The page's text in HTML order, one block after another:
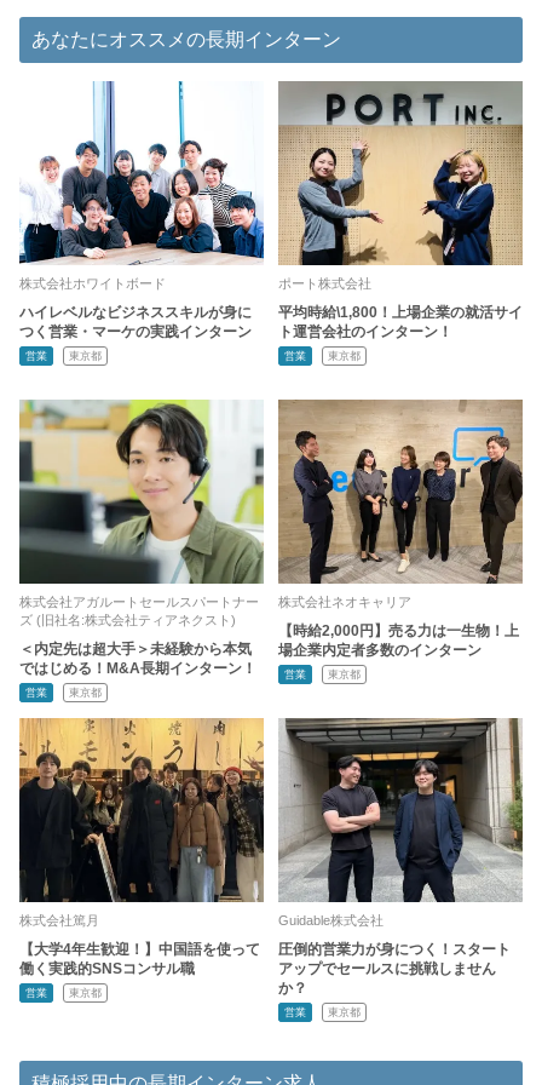
あなたにオススメの長期インターン
株式会社ホワイトボード
ハイレベルなビジネススキルが身に
つく営業・マーケの実践インターン
営業 東京都
ポート株式会社
平均時給\1,800！上場企業の就活サイ
ト運営会社のインターン！
営業 東京都
株式会社アガルートセールスパートナー
ズ (旧社名:株式会社ティアネクスト)
＜内定先は超大手＞未経験から本気
ではじめる！M&A長期インターン！
営業 東京都
株式会社ネオキャリア
【時給2,000円】売る力は一生物！上
場企業内定者多数のインターン
営業 東京都
株式会社篤月
【大学4年生歓迎！】中国語を使って
働く実践的SNSコンサル職
営業 東京都
Guidable株式会社
圧倒的営業力が身につく！スタート
アップでセールスに挑戦しません
か？
営業 東京都